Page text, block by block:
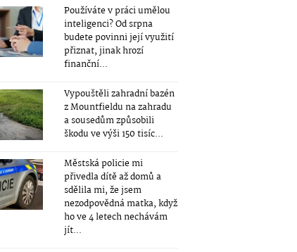
Používáte v práci umělou
inteligenci? Od srpna
budete povinni její využití
přiznat, jinak hrozí
finanční...
Vypouštěli zahradní bazén
z Mountfieldu na zahradu
a sousedům způsobili
škodu ve výši 150 tisíc...
Městská policie mi
přivedla dítě až domů a
sdělila mi, že jsem
nezodpovědná matka, když
ho ve 4 letech nechávám
jít...